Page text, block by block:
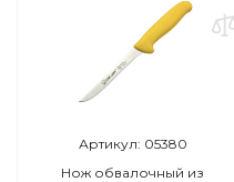
Артикул: 05380
Нож обвалочный из